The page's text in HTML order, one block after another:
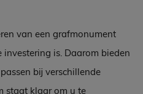
van een grafmonument
is. Daarom bieden
bij verschillende
staat klaar om u te